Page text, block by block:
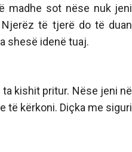
madhe sot nëse nuk jeni
të tjerë do të duan
shesë idenë tuaj.
kishit pritur. Nëse jeni në
të kërkoni. Diçka me siguri